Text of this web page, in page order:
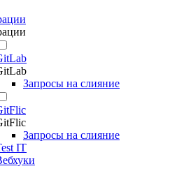
Запросы на слияние
Запросы на слияние
IT